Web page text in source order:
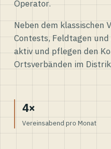
Operator.
Neben dem klassischen
Contests, Feldtagen
aktiv und pflegen den
Ortsverbänden im
4×
Vereinsabend pro Monat